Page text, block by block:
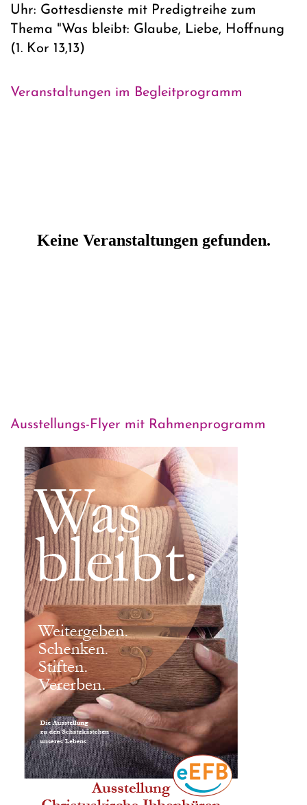
Uhr: Gottesdienste mit Predigtreihe zum
Thema "Was bleibt: Glaube, Liebe, Hoffnung
(1. Kor 13,13)
Veranstaltungen im Begleitprogramm
Ausstellungs-Flyer mit Rahmenprogramm